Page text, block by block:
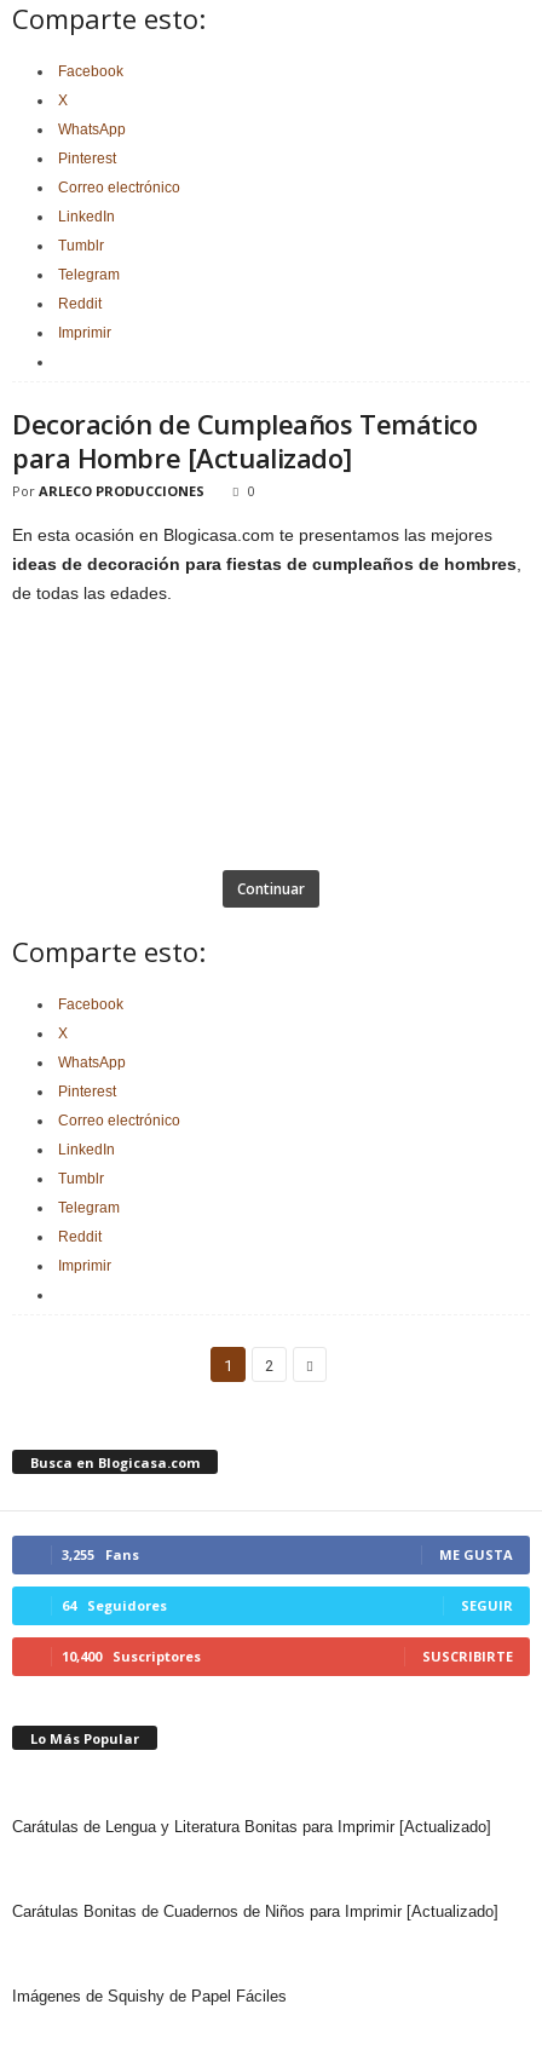
Comparte esto:
Facebook
X
WhatsApp
Pinterest
Correo electrónico
LinkedIn
Tumblr
Telegram
Reddit
Imprimir
Decoración de Cumpleaños Temático
para Hombre [Actualizado]
Por ARLECO PRODUCCIONES 0
En esta ocasión en Blogicasa.com te presentamos las mejores
ideas de decoración para fiestas de cumpleaños de hombres
de todas las edades.
Continuar
Comparte esto:
Facebook
X
WhatsApp
Pinterest
Correo electrónico
LinkedIn
Tumblr
Telegram
Reddit
Imprimir
1 2
Busca en Blogicasa.com
3,255 Fans ME GUSTA
64 Seguidores SEGUIR
10,400 Suscriptores SUSCRIBIRTE
Lo Más Popular
Carátulas de Lengua y Literatura Bonitas para Imprimir [Actualizado]
Carátulas Bonitas de Cuadernos de Niños para Imprimir [Actualizado]
Imágenes de Squishy de Papel Fáciles